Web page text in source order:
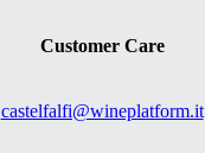
Customer Care
castelfalfi@wineplatform.it